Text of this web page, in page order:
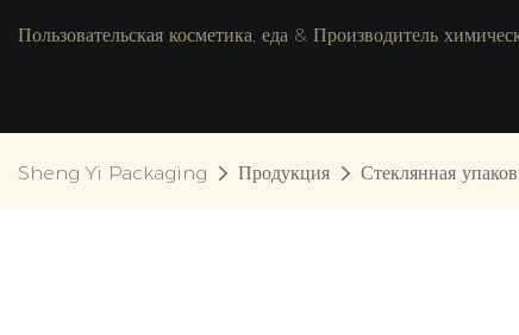
Пользовательская косметика, еда & Производитель
Sheng Yi Packaging Продукция Стеклянная